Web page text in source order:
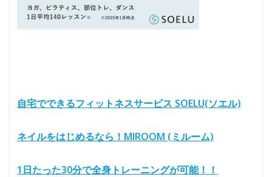
自宅でできるフィットネスサービス SOELU(ソエル)
ネイルをはじめるなら！MIROOM (ミルーム)
1日たった30分で全身トレーニングが可能！！